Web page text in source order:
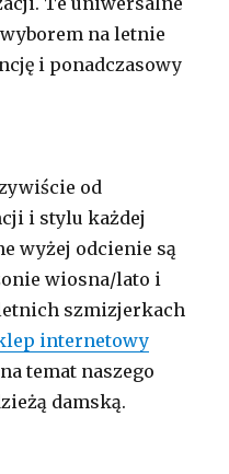
na letnie
i ponadczasowy
od
i stylu każdej
wyżej odcienie są
wiosna/lato i
szmizjerkach
internetowy
temat naszego
damską.